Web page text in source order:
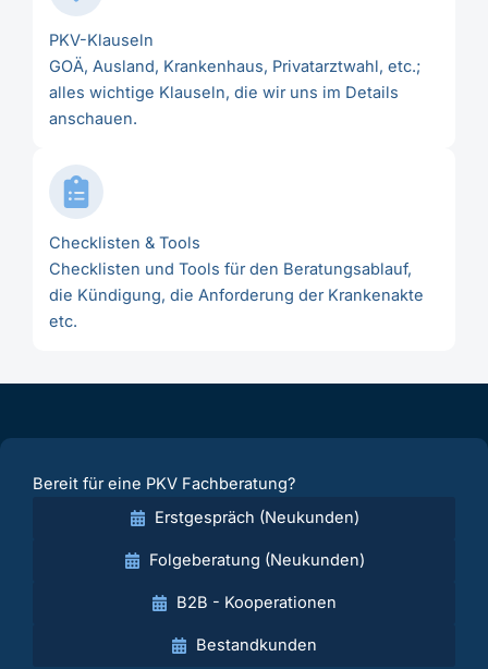
PKV-Klauseln
GOÄ, Ausland, Krankenhaus, Privatarztwahl, etc.;
alles wichtige Klauseln, die wir uns im Details
anschauen.
Checklisten & Tools
Checklisten und Tools für den Beratungsablauf,
die Kündigung, die Anforderung der Krankenakte
etc.
Bereit für eine PKV Fachberatung?
Erstgespräch (Neukunden)
Folgeberatung (Neukunden)
B2B - Kooperationen
Bestandkunden